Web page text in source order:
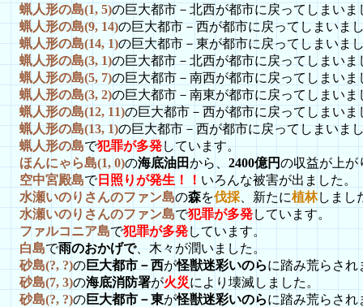
蝋人形の島(1, 5)の巨大都市－北西が都市に戻ってしまいま
蝋人形の島(9, 14)の巨大都市－西が都市に戻ってしまいま
蝋人形の島(14, 1)の巨大都市－東が都市に戻ってしまいま
蝋人形の島(3, 1)の巨大都市－北西が都市に戻ってしまいま
蝋人形の島(5, 7)の巨大都市－南西が都市に戻ってしまいま
蝋人形の島(3, 2)の巨大都市－南東が都市に戻ってしまいま
蝋人形の島(12, 11)の巨大都市－西が都市に戻ってしまいま
蝋人形の島(13, 1)の巨大都市－西が都市に戻ってしまいま
蝋人形の島で犯罪が多発しています。
ほんにゃら島(1, 0)の海底油田から、 2400億円の収益が上が
空中宮殿島で日照りが発生！！ いろんな被害が出ました。
水瀬いのりさんのファン島の森を伐採 、新たに植林しまし
水瀬いのりさんのファン島で犯罪が多発しています。
ファルコニア島で犯罪が多発しています。
白島で雨のおかげで、木々が潤いました。
砂島(?, ?)の巨大都市－西が怪獣迷彩いのらに踏み荒らされ
砂島(7, 3)の海底消防署が火災により壊滅しました。
砂島(?, ?)の巨大都市－東が怪獣迷彩いのらに踏み荒らされ